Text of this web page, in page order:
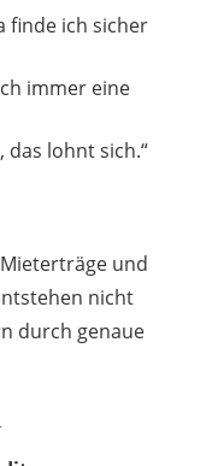
finde ich sicher
immer eine
lohnt sich.“
und
nicht
durch genaue